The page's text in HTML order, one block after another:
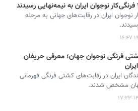
رسیدند
نوجوان ایران در رقابت‌های جهانی به مرحله
فرنگی‌ نوجوان جهان؛ معرفی حریفان
ایران در رقابت‌های کشتی فرنگی قهرمانی
مشخص شدند.